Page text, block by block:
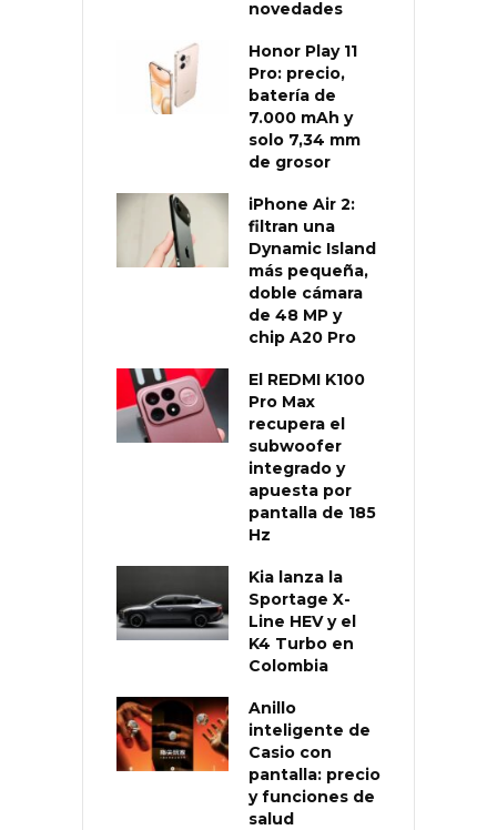
novedades
Honor Play 11
Pro: precio,
batería de
7.000 mAh y
solo 7,34 mm
de grosor
iPhone Air 2:
filtran una
Dynamic Island
más pequeña,
doble cámara
de 48 MP y
chip A20 Pro
El REDMI K100
Pro Max
recupera el
subwoofer
integrado y
apuesta por
pantalla de 185
Hz
Kia lanza la
Sportage X-
Line HEV y el
K4 Turbo en
Colombia
Anillo
inteligente de
Casio con
pantalla: precio
y funciones de
salud